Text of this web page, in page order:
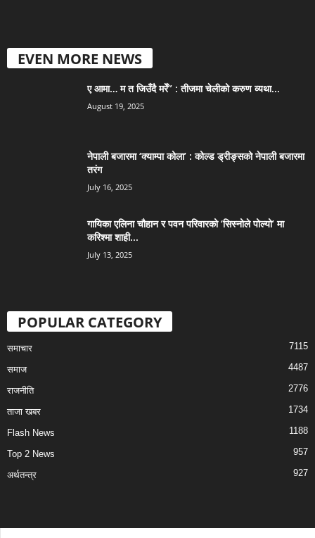
EVEN MORE NEWS
ए आमा… म त जिउँदै मरेँ” : तीजमा चेलीको करुण व्यथा...
August 19, 2025
नेपाली बजारमा ‘क्याम्पा कोला’ : कोल्ड ड्रीङ्सको नेपाली बजारमा
तरंग
July 16, 2025
गायिका एलिना चौहान र पवन परिवारको ‘सिस्नोले पोल्यो’ मा
करिश्मा शाही...
July 13, 2025
POPULAR CATEGORY
समाचार 7115
समाज 4487
राजनीति 2776
ताजा खबर 1734
Flash News 1188
Top 2 News 957
अर्थतन्त्र 927